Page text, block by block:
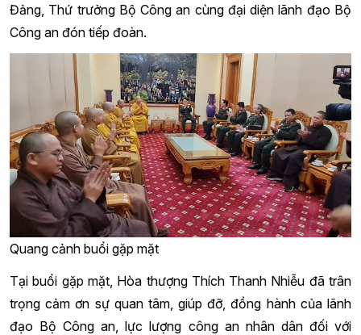
Đảng, Thứ trưởng Bộ Công an cùng đại diện lãnh đạo Bộ
Công an đón tiếp đoàn.
Quang cảnh buổi gặp mặt
Tại buổi gặp mặt, Hòa thượng Thích Thanh Nhiễu đã trân
trọng cảm ơn sự quan tâm, giúp đỡ, đồng hành của lãnh
đạo Bộ Công an, lực lượng công an nhân dân đối với